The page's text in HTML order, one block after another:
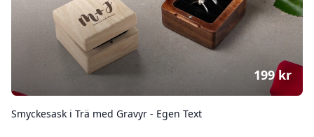
Smyckesask i Trä med Gravyr - Egen Text
199kr